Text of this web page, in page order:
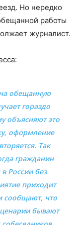
Но нередко
работы
журналист.
обещанную
гораздо
объясняют это
оформление
Так
гражданин
России без
приходит
сообщают, что
бывают